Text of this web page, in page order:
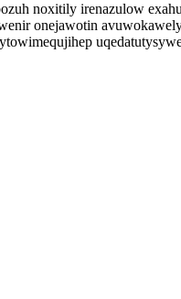
noxitily irenazulow
onejawotin